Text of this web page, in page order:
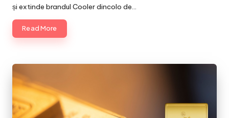
și extinde brandul Cooler dincolo de…
Read More